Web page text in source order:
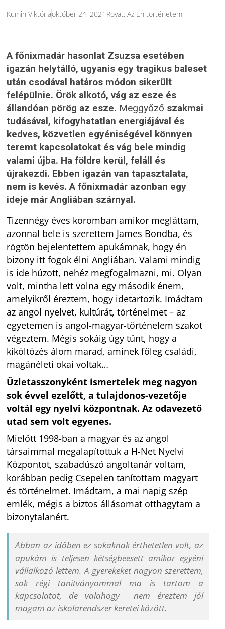
Kumin Viktóriaoktóber 24, 2021 Rovat:Az Én történetem
A főnixmadár hasonlat Zsuzsa esetében
igazán helytálló, ugyanis egy tragikus baleset
után csodával határos módon sikerült
felépülnie. Örök alkotó, vág az esze és
állandóan pörög az esze. Meggyőző szakmai
tudásával, kifogyhatatlan energiájával és
kedves, közvetlen egyéniségével könnyen
teremt kapcsolatokat és vág bele mindig
valami újba. Ha földre kerül, feláll és
újrakezdi. Ebben igazán van tapasztalata,
nem is kevés. A főnixmadár azonban egy
ideje már Angliában szárnyal.
Tizennégy éves koromban amikor megláttam,
azonnal bele is szerettem James Bondba, és
rögtön bejelentettem apukámnak, hogy én
bizony itt fogok élni Angliában. Valami mindig
is ide húzott, nehéz megfogalmazni, mi. Olyan
volt, mintha lett volna egy második énem,
amelyikről éreztem, hogy idetartozik. Imádtam
az angol nyelvet, kultúrát, történelmet – az
egyetemen is angol-magyar-történelem szakot
végeztem. Mégis sokáig úgy tűnt, hogy a
kiköltözés álom marad, aminek főleg családi,
magánéleti okai voltak…
Üzletasszonyként ismertelek meg nagyon
sok évvel ezelőtt, a tulajdonos-vezetője
voltál egy nyelvi központnak. Az odavezető
utad sem volt egyenes.
Mielőtt 1998-ban a magyar és az angol
társaimmal megalapítottuk a H-Net Nyelvi
Központot, szabadúszó angoltanár voltam,
korábban pedig Csepelen tanítottam magyart
és történelmet. Imádtam, a mai napig szép
emlék, mégis a biztos állásomat otthagytam a
bizonytalanért.
Abban az időben ez sokaknak érthetetlen volt, az
apukám is teljesen kétségbeesett amikor egyéni
vállalkozó lettem. A gyerekeket nagyon szerettem,
sok régi tanítványommal ma is tartom a
kapcsolatot, de valahogy nem éreztem jól
magam az iskolarendszer keretei között.